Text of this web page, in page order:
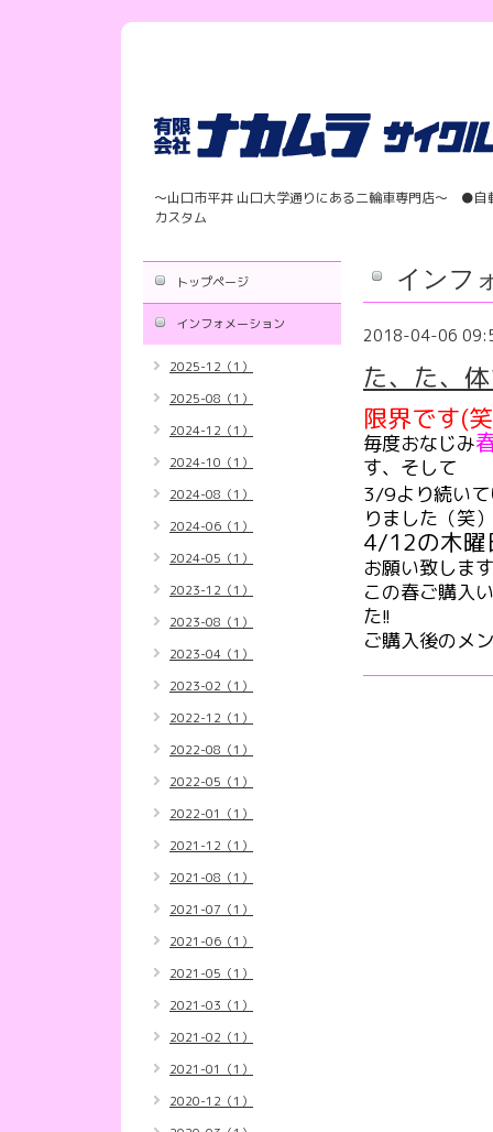
〜山口市平井 山口大学通りにある二輪車専門店〜 ●
カスタム
インフ
2018-04-06
た、た、
限界です(
毎度おなじみ
す、そして
3/9より続い
りました（笑）
4/12の木曜
お願い致しま
この春ご購入
た!!
ご購入後のメ
トップページ
インフォメーション
2025-12（1）
2025-08（1）
2024-12（1）
2024-10（1）
2024-08（1）
2024-06（1）
2024-05（1）
2023-12（1）
2023-08（1）
2023-04（1）
2023-02（1）
2022-12（1）
2022-08（1）
2022-05（1）
2022-01（1）
2021-12（1）
2021-08（1）
2021-07（1）
2021-06（1）
2021-05（1）
2021-03（1）
2021-02（1）
2021-01（1）
2020-12（1）